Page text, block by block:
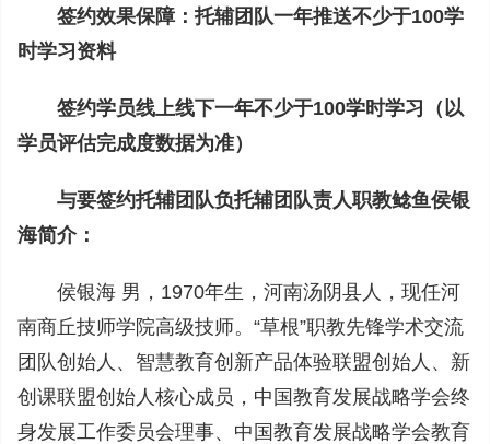
签约效果保障：托辅团队一年推送不少于100学
时学习资料
签约学员线上线下一年不少于100学时学习（以
学员评估完成度数据为准）
与要签约托辅团队负托辅团队责人职教鲶鱼侯银
海简介：
侯银海 男，1970年生，河南汤阴县人，现任河
南商丘技师学院高级技师。“草根”职教先锋学术交流
团队创始人、智慧教育创新产品体验联盟创始人、新
创课联盟创始人核心成员，中国教育发展战略学会终
身发展工作委员会理事、中国教育发展战略学会教育